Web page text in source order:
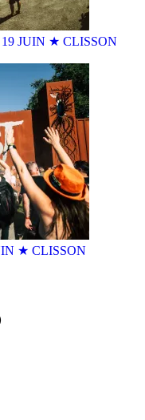
JUIN ★ CLISSON
★ CLISSON